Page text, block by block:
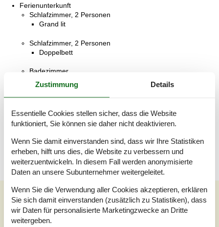
Ferienunterkunft
Schlafzimmer, 2 Personen
Grand lit
Schlafzimmer, 2 Personen
Doppelbett
Badezimmer
WC mit warmem und kaltem Wasser, Dusche
Wohnzimmer, 1 Person
Terrasse
Teilweise überdachte Terrasse
Unsere Gästebewertungen
Unsere GästebewertungenExterne Bewertungen
Zustimmung Details
Essentielle Cookies stellen sicher, dass die Website
funktioniert, Sie können sie daher nicht deaktivieren.
Wenn Sie damit einverstanden sind, dass wir Ihre Statistiken
erheben, hilft uns dies, die Website zu verbessern und
weiterzuentwickeln. In diesem Fall werden anonymisierte
Daten an unsere Subunternehmer weitergeleitet.
Wenn Sie die Verwendung aller Cookies akzeptieren, erklären
Sie sich damit einverstanden (zusätzlich zu Statistiken), dass
wir Daten für personalisierte Marketingzwecke an Dritte
weitergeben.